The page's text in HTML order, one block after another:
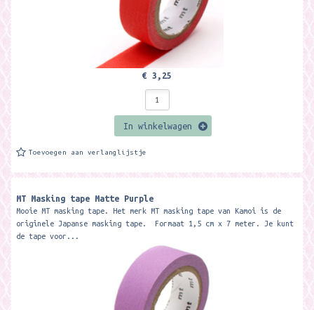
€ 3,25
In winkelwagen
Toevoegen aan verlanglijstje
MT Masking tape Matte Purple
Mooie MT masking tape. Het merk MT masking tape van Kamoi is de
originele Japanse masking tape. Formaat 1,5 cm x 7 meter. Je kunt
de tape voor...